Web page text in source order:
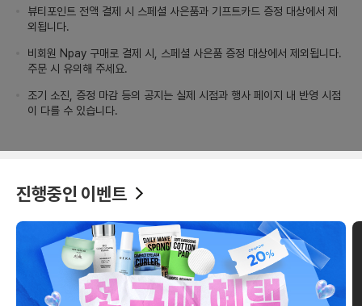
뷰티포인트 전액 결제 시 스페셜 사은품과 기프트카드 증정 대상에서 제
외됩니다.
비회원 Npay 구매로 결제 시, 스페셜 사은품 증정 대상에서 제외됩니다.
주문 시 유의해 주세요.
조기 소진, 증정 마감 등의 공지는 실제 시점과 행사 페이지 내 반영 시점
이 다를 수 있습니다.
진행중인 이벤트